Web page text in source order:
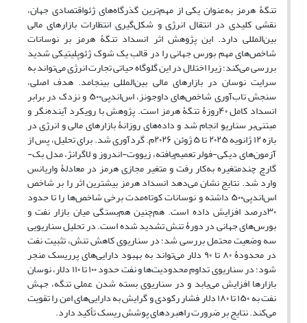
تنگۀ هرمز به‌عنوان یکی از مهم‌ترین گذرگاه‌های ژئواقتصادی جهان،
نقشی کلیدی در انتقال انرژی و شکل‌گیری انتظارات بازارهای مالی
بین‌المللی دارد. این پژوهش اثر انسداد تنگۀ هرمز بر نوسانات
شاخص‌های مهم بورس جهانی را در قالب یک شوک ژئوپلیتیکی شدید
بررسی می‌کند؛ زیرا اختلال در این گلوگاه حیاتی تجارت انرژی می‌تواند به
سرایت نوسان در بازارهای مالی بین‌المللی بینجامد. هدف اصلی،
سنجش تاب‌آوری شاخص‌های داوجونز، اس‌اندپی۵۰۰ و نزدک در برابر
انسداد کامل ۴۰روزۀ تنگۀ هرمز است. پژوهش با رویکرد آینده‌نگر و
مبتنی‌بر سناریو انجام شد و داده‌های روزانۀ بازارهای مالی و انرژی در
بازه ۱۲ ژانویه ۲۰۲۵ تا ۵ ژوئن ۲۰۲۶م. گردآوری شد. برای تحلیل، پس از
آزمون‌های دیکی-فولر تعمیم‌یافته، زیووت-اندروز و لاگرانژ، مدل بک-
گارچ چندمتغیره به‌کار رفت و متغیر مجازی هرمز در معادلۀ واریانس
وارد شد. نتایج نشان می‌دهد انسداد هرمز بیشترین اثر را بر شاخص
اس‌اندپی۵۰۰ داشته و نوسانات کوتاه‌مدت برخی شاخص‌ها را تا حدود
۳۰درصد افزایش داده است. هم‌چنین هم‌بستگی میان بازار نفت و
بورس‌های جهانی در دورۀ تنش تشدید شده است. در تحلیل سناریویی
سه وضعیت محتمل بررسی شد؛ در سناریوی کاهش تنش، تثبیت نفت
در محدودۀ ۸۰ تا ۹۰ دلار می‌تواند به بهبود دارایی‌های پرریسک منجر
شود؛ در سناریوی تداوم محدودیت‌ها و نفت حدود ۱۰۰ تا ۱۱۰ دلار، نوسان
بازارها افزایش می‌یابد و در سناریوی بسته شدن عملی تنگه، جهش
نفت به ۱۵۰ تا ۱۸۰ دلار فشار رکودی و گرایش به دارایی‌های امن را تقویت
می‌کند. نتایج بر ضرورت راهبردهای پوشش ریسک تأکید دارد.